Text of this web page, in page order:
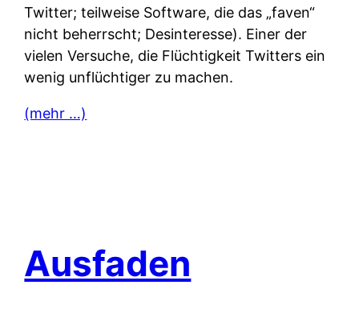
Twitter; teilweise Software, die das „faven“
nicht beherrscht; Desinteresse). Einer der
vielen Versuche, die Flüchtigkeit Twitters ein
wenig unflüchtiger zu machen.
(mehr …)
Ausfaden